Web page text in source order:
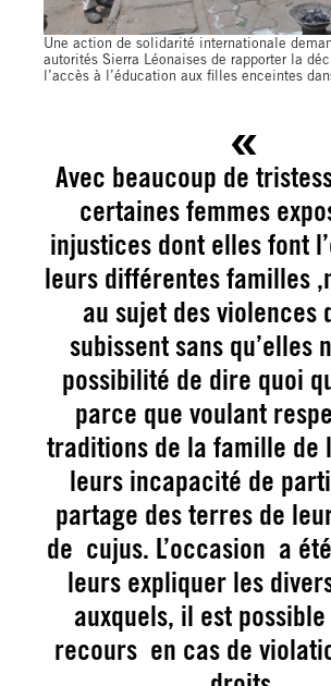
Une action de solidarité internationale
autorités Sierra Léonaises de rapporter la
l’accès à l’éducation aux filles enceintes
Avec beaucoup de
certaines femmes
injustices dont elles font
leurs différentes familles
au sujet des violences
subissent sans qu’elles
possibilité de dire quoi
parce que voulant
traditions de la famille de
leurs incapacité de
partage des terres de
de cujus. L’occasion a
leurs expliquer les
auxquels, il est
recours en cas de